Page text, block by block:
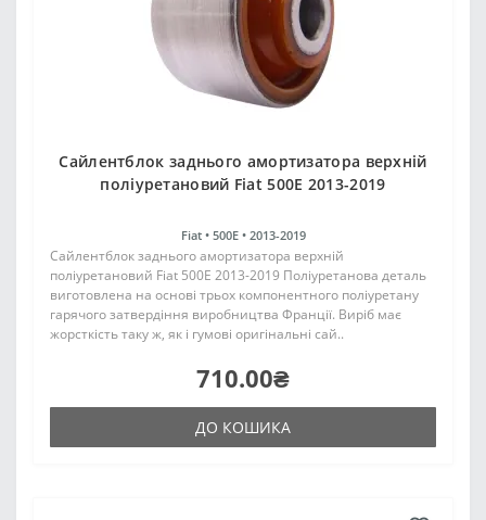
Сайлентблок заднього амортизатора верхній
поліуретановий Fiat 500E 2013-2019
Fiat • 500E • 2013-2019
Сайлентблок заднього амортизатора верхній
поліуретановий Fiat 500E 2013-2019 Поліуретанова деталь
виготовлена на основі трьох компонентного поліуретану
гарячого затвердіння виробництва Франції. Виріб має
жорсткість таку ж, як і гумові оригінальні сай..
710.00₴
ДО КОШИКА